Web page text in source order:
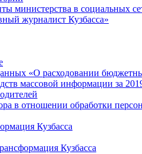
министерства в социальных
журналист Кузбасса»
«О расходовании
массовой информации за
в отношении обработки
Кузбасса
Кузбасса